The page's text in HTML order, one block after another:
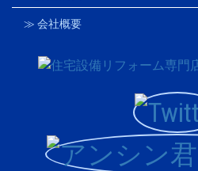
≫ 会社概要